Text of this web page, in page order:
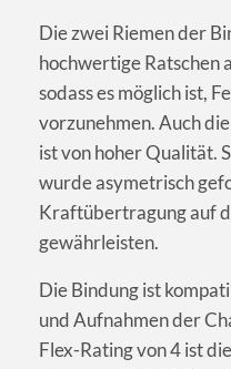
Die zwei Riemen der
hochwertige Ratschen
sodass es möglich ist,
vorzunehmen. Auch
ist von hoher Qualität.
wurde asymetrisch
Kraftübertragung auf
gewährleisten.
Die Bindung ist
und Aufnahmen der
Flex-Rating von 4 ist